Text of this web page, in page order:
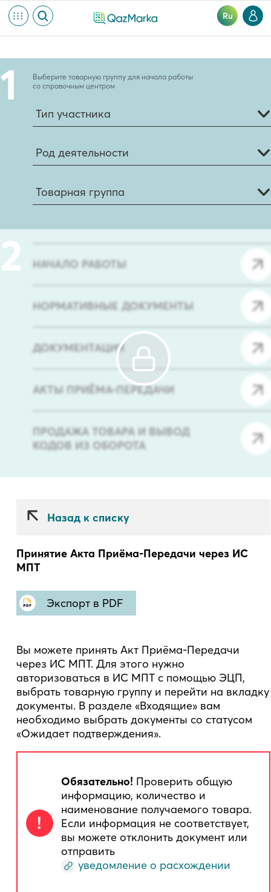
Ru
Выберите товарную группу для начала работы
со справочным центром
Тип участника
Род деятельности
Товарная группа
НАЧАЛО РАБОТЫ
НОРМАТИВНЫЕ ДОКУМЕНТЫ
ДОКУМЕНТАЦИЯ
АКТЫ ПРИЁМА-ПЕРЕДАЧИ
ПРОДАЖА ТОВАРА И ВЫВОД
КОДОВ ИЗ ОБОРОТА
Назад к списку
Принятие Акта Приёма-Передачи через ИС
МПТ
Экспорт в PDF
Вы можете принять Акт Приёма-Передачи
через ИС МПТ. Для этого нужно
авторизоваться в ИС МПТ с помощью ЭЦП,
выбрать товарную группу и перейти на вкладку
документы. В разделе «Входящие» вам
необходимо выбрать документы со статусом
«Ожидает подтверждения».
Обязательно! Проверить общую
информацию, количество и
наименование получаемого товара.
Если информация не соответствует,
вы можете отклонить документ или
отправить
уведомление о расхождении